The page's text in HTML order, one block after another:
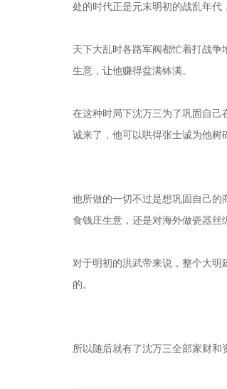
处的时代正是元末明初的战乱年代
天下大乱时各路军阀都忙着打战
生意，让他赚得盆满钵满。
在这种时局下沈万三为了巩固自
诚来了，他可以哄得张士诚为他树
他所做的一切不过是想巩固自己
食钱庄生意，还是对海外做瓷器丝
对于明初的洪武帝来说，整个大
的。
所以随后就有了沈万三全部家财和